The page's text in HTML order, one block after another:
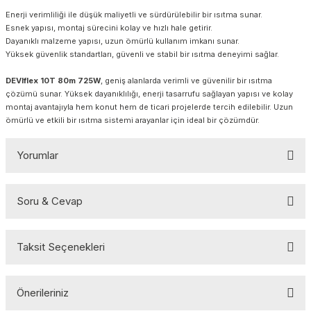
Enerji verimliliği ile düşük maliyetli ve sürdürülebilir bir ısıtma sunar.
Esnek yapısı, montaj sürecini kolay ve hızlı hale getirir.
Dayanıklı malzeme yapısı, uzun ömürlü kullanım imkanı sunar.
Yüksek güvenlik standartları, güvenli ve stabil bir ısıtma deneyimi sağlar.
DEVIflex 10T 80m 725W, geniş alanlarda verimli ve güvenilir bir ısıtma
çözümü sunar. Yüksek dayanıklılığı, enerji tasarrufu sağlayan yapısı ve kolay
montaj avantajıyla hem konut hem de ticari projelerde tercih edilebilir. Uzun
ömürlü ve etkili bir ısıtma sistemi arayanlar için ideal bir çözümdür.
Yorumlar
Soru & Cevap
Taksit Seçenekleri
Önerileriniz